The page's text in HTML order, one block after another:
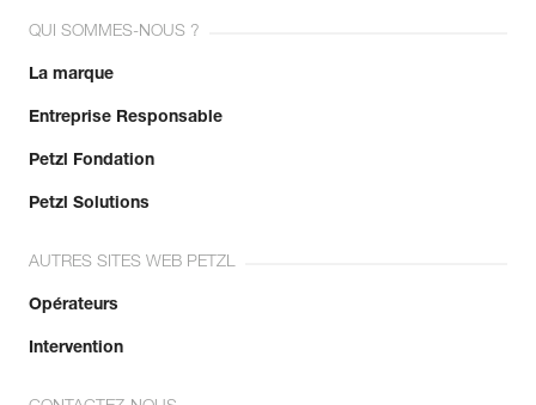
QUI SOMMES-NOUS ?
La marque
Entreprise Responsable
Petzl Fondation
Petzl Solutions
AUTRES SITES WEB PETZL
Opérateurs
Intervention